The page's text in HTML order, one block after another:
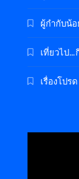
ผู้กำกับน้
เที่ยวไป…
เรื่องโปรด